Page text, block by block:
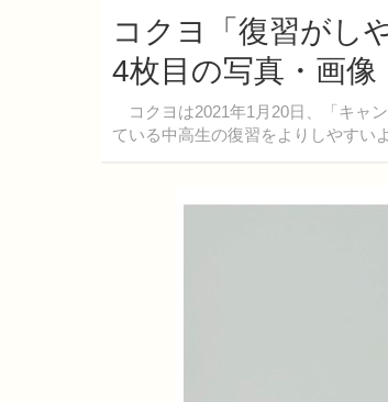
コクヨ「復習がし
4枚目の写真・画像
コクヨは2021年1月20日、「キャ
ている中高生の復習をよりしやすい